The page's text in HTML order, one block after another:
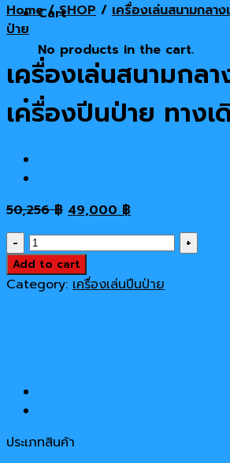
Cart
No products in the cart.
Home / SHOP / เครื่องเล่นสนามกลา
ป่าย
เครื่องเล่นสนามกล
เครื่องปีนป่าย ทาง
50,256฿ Original
was:
50,256 ฿.
49,000฿
is:
เครื่อง
เล่น
สนาม
กลาง
quantity
Add to cart
Category: เครื่องเล่นปีนป่าย
ประเภทสินค้า